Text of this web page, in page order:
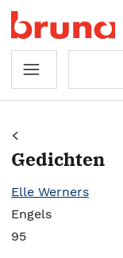
Gedichten
Elle Werners
Engels
95